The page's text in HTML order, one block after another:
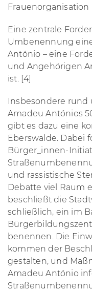
Frauenorganisation
Eine zentrale
Umbenennung
António – eine
und Angehörigen
ist. [4]
Insbesondere rund
Amadeu Antónios
gibt es dazu eine
Eberswalde. Dabei
Bürger_innen-
und rassistische
Debatte viel Raum
beschließt die
schließlich, ein im
benennen. Die
kommen der
gestalten, und
Amadeu António